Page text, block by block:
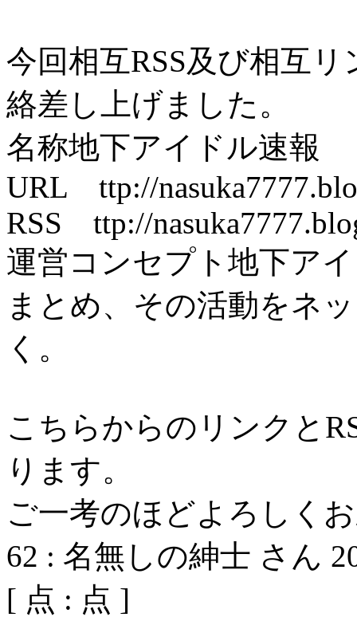
今回相互RSS及び相互
絡差し上げました。
名称地下アイドル速報
URL ttp://
RSS ttp://
運営コンセプト地下ア
まとめ、その活動をネ
く。
こちらからのリンクと
ります。
ご一考のほどよろしく
62 : 名無しの紳士 さん
[ 点 : 点 ]